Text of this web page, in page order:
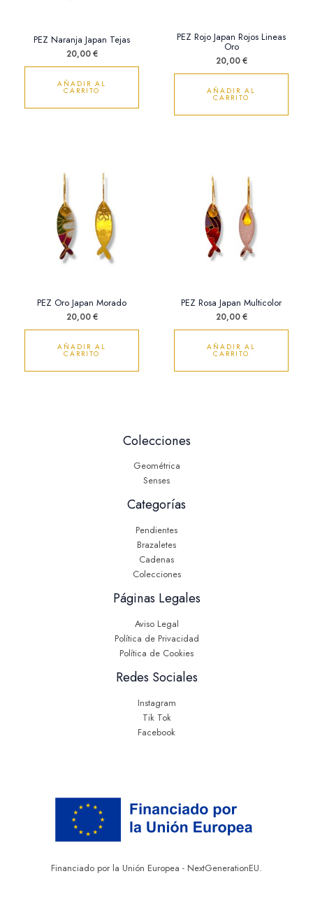
PEZ Naranja Japan Tejas
20,00€
AÑADIR AL
CARRITO
PEZ Rojo Japan Rojos Lineas
Oro
20,00€
AÑADIR AL
CARRITO
PEZ Oro Japan Morado
20,00€
AÑADIR AL
CARRITO
PEZ Rosa Japan Multicolor
20,00€
AÑADIR AL
CARRITO
Colecciones
Geométrica
Senses
Categorías
Pendientes
Brazaletes
Cadenas
Colecciones
Páginas Legales
Aviso Legal
Política de Privacidad
Política de Cookies
Redes Sociales
Instagram
Tik Tok
Facebook
Financiado por la Unión Europea - NextGenerationEU.